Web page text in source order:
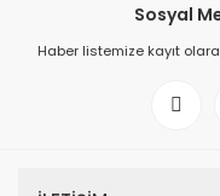
Sosyal
Haber listemize kayıt